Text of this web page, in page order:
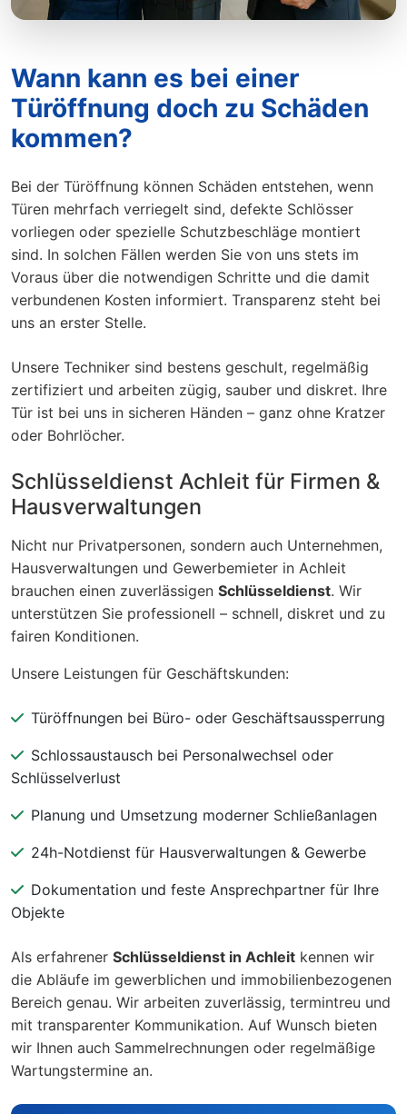
Wann kann es bei einer
Türöffnung doch zu Schäden
kommen?
Bei der Türöffnung können Schäden entstehen, wenn
Türen mehrfach verriegelt sind, defekte Schlösser
vorliegen oder spezielle Schutzbeschläge montiert
sind. In solchen Fällen werden Sie von uns stets im
Voraus über die notwendigen Schritte und die damit
verbundenen Kosten informiert. Transparenz steht bei
uns an erster Stelle.
Unsere Techniker sind bestens geschult, regelmäßig
zertifiziert und arbeiten zügig, sauber und diskret. Ihre
Tür ist bei uns in sicheren Händen – ganz ohne Kratzer
oder Bohrlöcher.
Schlüsseldienst Achleit für Firmen &
Hausverwaltungen
Nicht nur Privatpersonen, sondern auch Unternehmen,
Hausverwaltungen und Gewerbemieter in Achleit
brauchen einen zuverlässigen Schlüsseldienst. Wir
unterstützen Sie professionell – schnell, diskret und zu
fairen Konditionen.
Unsere Leistungen für Geschäftskunden:
Türöffnungen bei Büro- oder Geschäftsaussperrung
Schlossaustausch bei Personalwechsel oder
Schlüsselverlust
Planung und Umsetzung moderner Schließanlagen
24h-Notdienst für Hausverwaltungen & Gewerbe
Dokumentation und feste Ansprechpartner für Ihre
Objekte
Als erfahrener Schlüsseldienst in Achleit kennen wir
die Abläufe im gewerblichen und immobilienbezogenen
Bereich genau. Wir arbeiten zuverlässig, termintreu und
mit transparenter Kommunikation. Auf Wunsch bieten
wir Ihnen auch Sammelrechnungen oder regelmäßige
Wartungstermine an.